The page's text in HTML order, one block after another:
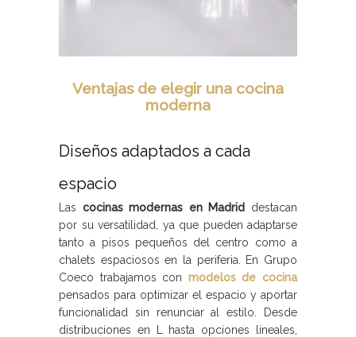
Ventajas de elegir una cocina
moderna
Diseños adaptados a cada
espacio
Las cocinas modernas en Madrid
destacan
por su versatilidad, ya que pueden adaptarse
tanto a pisos pequeños del centro como a
chalets espaciosos en la periferia. En Grupo
Coeco trabajamos con modelos de cocina
pensados para optimizar el espacio y aportar
funcionalidad sin renunciar al estilo. Desde
distribuciones en L hasta opciones lineales,